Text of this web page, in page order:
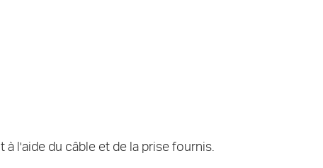
l'aide du câble et de la prise fournis.